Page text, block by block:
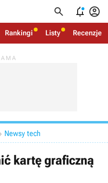
  
Rankingi Listy Recenzje
 Newsy tech
kartę graficzną